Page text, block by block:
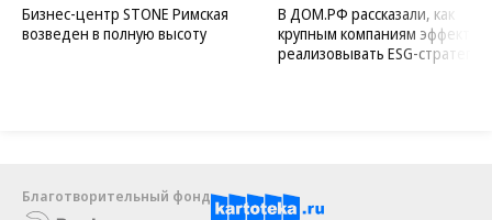
Бизнес-центр STONE Римская
возведен в полную высоту
В ДОМ.РФ рассказали, как
крупным компаниям
реализовывать ESG-стратегию
Благотворительный фонд